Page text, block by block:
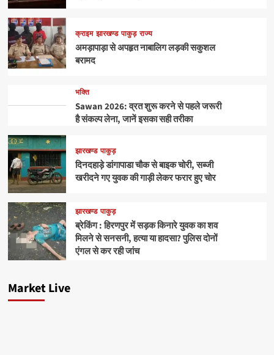
क्राइम झारखण्ड पाकुड़ राज्य
अमड़ापाड़ा से अपहृत नाबालिग लड़की सकुशल
बरामद
भक्ति
Sawan 2026: व्रत शुरू करने से पहले जरूरी
है संकल्प लेना, जानें इसका सही तरीका
झारखण्ड पाकुड़
दिनदहाड़े डांगापाडा चौक से बाइक चोरी, सब्जी
खरीदने गए युवक की गाड़ी लेकर फरार हुए चोर
झारखण्ड पाकुड़
ब्रेकिंग : हिरणपुर में सड़क किनारे युवक का शव
मिलने से सनसनी, हत्या या हादसा? पुलिस दोनों
एंगल से कर रही जांच
Market Live